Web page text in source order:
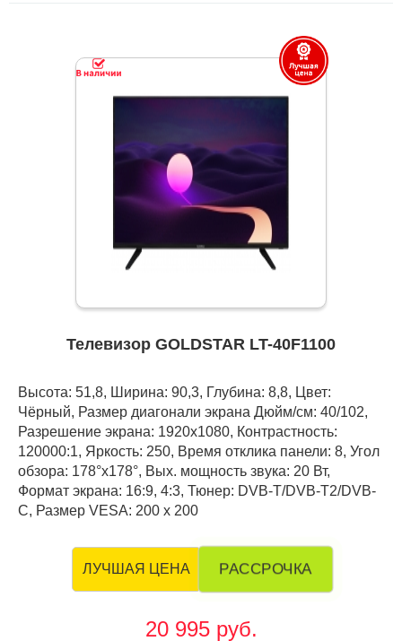
Телевизор GOLDSTAR LT-40F1100
Высота: 51,8, Ширина: 90,3, Глубина: 8,8, Цвет:
Чёрный, Размер диагонали экрана Дюйм/см: 40/102,
Разрешение экрана: 1920x1080, Контрастность:
120000:1, Яркость: 250, Время отклика панели: 8, Угол
обзора: 178°x178°, Вых. мощность звука: 20 Вт,
Формат экрана: 16:9, 4:3, Тюнер: DVB-Т/DVB-T2/DVB-
C, Размер VESA: 200 x 200
ЛУЧШАЯ ЦЕНА РАССРОЧКА
20 995 руб.